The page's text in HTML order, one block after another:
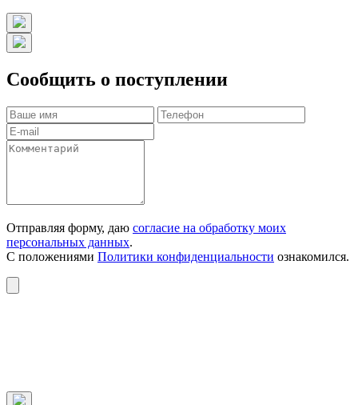
Сообщить о поступлении
Отправляя форму, даю согласие на обработку моих
персональных данных.
С положениями Политики конфиденциальности ознакомился.